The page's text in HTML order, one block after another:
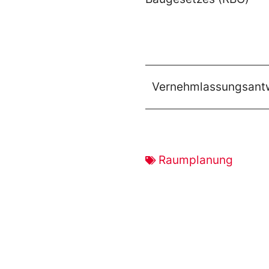
Raumplanung